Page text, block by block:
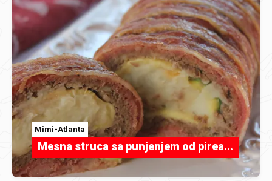
Mimi-Atlanta
Mesna struca sa punjenjem od pirea...